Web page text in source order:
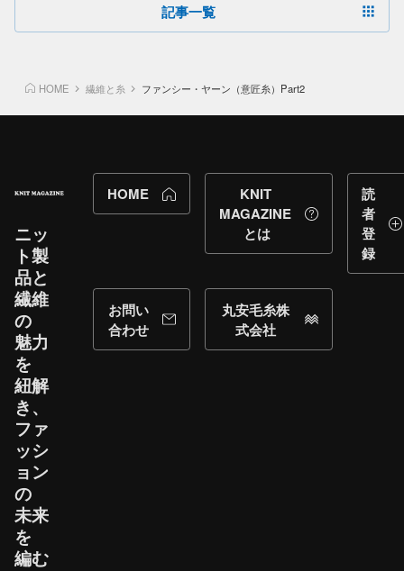
記事一覧
HOME 繊維と糸 ファンシー・ヤーン（意匠糸）Part2
ニッ
ト製
品と​
繊維
の​
魅力
を​
紐解
き、​
ファ
ッシ
ョン
の​
未来
を​
編む
HOME
KNIT
MAGAZINE
とは
読
者
登
録
お問い
合わせ
丸安毛糸株
式会社